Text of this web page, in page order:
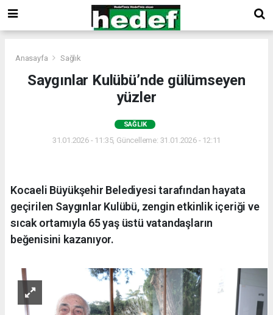
Anasayfa Sağlık
Saygınlar Kulübü’nde gülümseyen
yüzler
SAĞLIK
31.01.2026 - 11:35, Güncelleme: 31.01.2026 - 12:11
Kocaeli Büyükşehir Belediyesi tarafından hayata
geçirilen Saygınlar Kulübü, zengin etkinlik içeriği ve
sıcak ortamıyla 65 yaş üstü vatandaşların
beğenisini kazanıyor.